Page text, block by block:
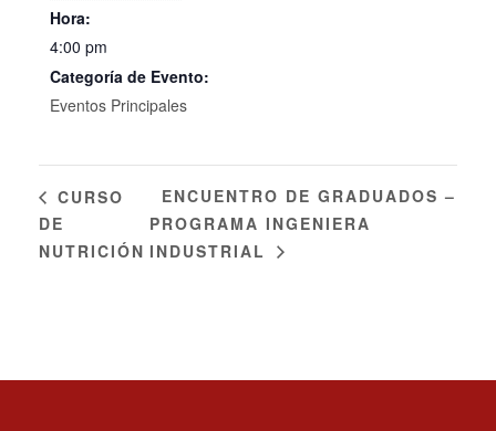
Hora:
4:00 pm
Categoría de Evento:
Eventos Principales
CURSO
DE
NUTRICIÓN
ENCUENTRO DE GRADUADOS –
PROGRAMA INGENIERA
INDUSTRIAL